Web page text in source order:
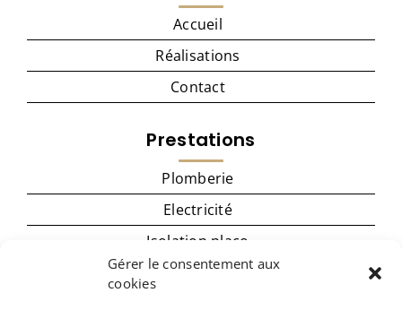
Gérer le consentement aux
cookies
Accueil
Réalisations
Contact
Prestations
Plomberie
Electricité
Isolation placo
Menuiserie